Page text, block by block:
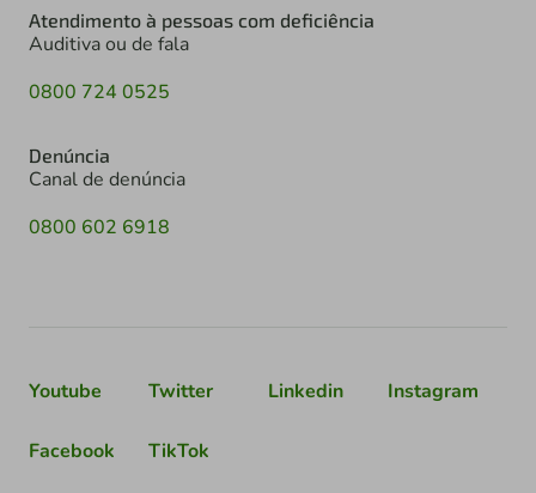
Atendimento à pessoas com deficiência
Auditiva ou de fala
0800 724 0525
Denúncia
Canal de denúncia
0800 602 6918
Youtube Twitter Linkedin Instagram
Facebook TikTok